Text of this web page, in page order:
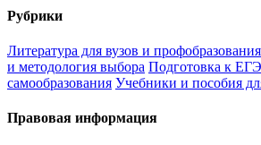
Рубрики
Литература для вузов и профобразования
и методология выбора Подготовка к
самообразования Учебники и пособия
Правовая информация